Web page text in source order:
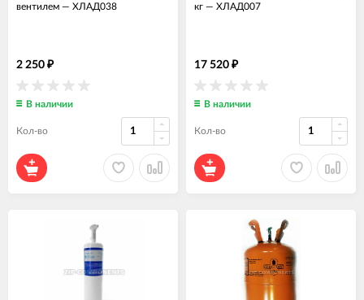
вентилем — ХЛАД038
2 250 ₽
В наличии
Кол-во
кг — ХЛАД007
17 520 ₽
В наличии
Кол-во